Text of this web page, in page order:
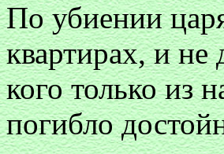
По убиении
квартирах, и не
кого только из
погибло